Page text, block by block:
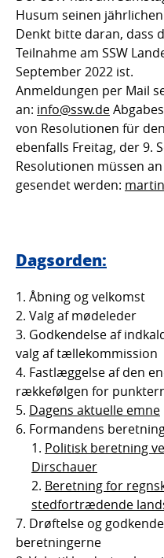
Husum seinen
Denkt bitte daran, dass
Teilnahme am SSW
September 2022 ist.
Anmeldungen per Mail
an: info@ssw.de
von Resolutionen für
ebenfalls Freitag, der 9.
Resolutionen müssen
gesendet werden:
Dagsorden:
Åbning og velkomst
Valg af mødeleder
Godkendelse af
valg af tællekommission
Fastlæggelse af den
rækkefølgen for
Dagens aktuelle emne
Formandens
Politisk beretning
Dirschauer
Beretning for
stedfortrædende
Drøftelse og
beretningerne